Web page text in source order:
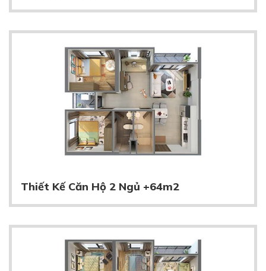
Thiết Kế Căn Hộ 2 Ngủ +64m2